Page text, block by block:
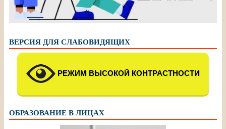
ВЕРСИЯ ДЛЯ СЛАБОВИДЯЩИХ
РЕЖИМ ВЫСОКОЙ КОНТРАСТНОСТИ
ОБРАЗОВАНИЕ В ЛИЦАХ